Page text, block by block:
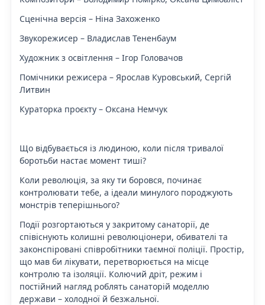
Сценічна версія – Ніна Захоженко
Звукорежисер – Владислав Тененбаум
Художник з освітлення – Ігор Головачов
Помічники режисера – Ярослав Куровський, Сергій
Литвин
Кураторка проєкту – Оксана Немчук
Що відбувається із людиною, коли після тривалої
боротьби настає момент тиші?
Коли революція, за яку ти боровся, починає
контролювати тебе, а ідеали минулого породжують
монстрів теперішнього?
Події розгортаються у закритому санаторії, де
співіснують колишні революціонери, обивателі та
законспіровані співробітники таємної поліції. Простір,
що мав би лікувати, перетворюється на місце
контролю та ізоляції. Колючий дріт, режим і
постійний нагляд роблять санаторій моделлю
держави – холодної й безжальної.